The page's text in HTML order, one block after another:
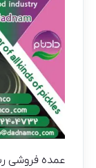
عمده فروشی